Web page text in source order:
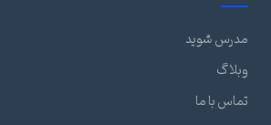
مدرس شوید
وبلاگ
تماس با ما